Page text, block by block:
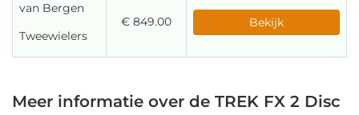
van Bergen
Tweewielers
€ 849.00 Bekijk
Meer informatie over de TREK FX 2 Disc